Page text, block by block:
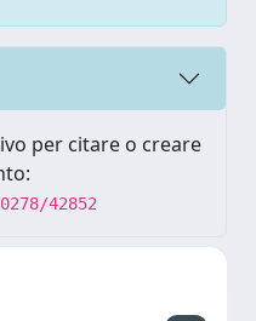
per citare o creare
42852